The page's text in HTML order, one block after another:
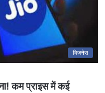
बिज़नेस
कम प्राइस में कई